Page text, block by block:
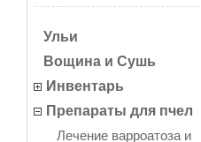
Ульи
Вощина и Сушь
Инвентарь
Препараты для пчел
Лечение варроатоза и